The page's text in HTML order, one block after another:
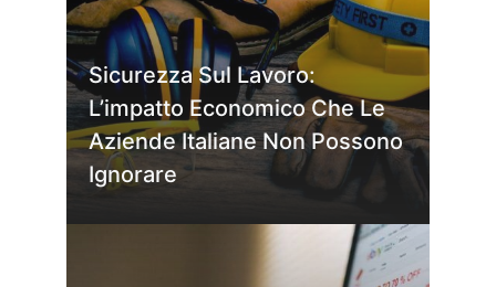
Sicurezza Sul Lavoro:
L’impatto Economico Che Le
Aziende Italiane Non Possono
Ignorare